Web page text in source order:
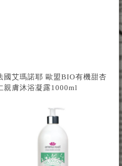
國艾瑪諾耶 歐盟BIO有機甜杏
親膚沐浴凝露1000ml